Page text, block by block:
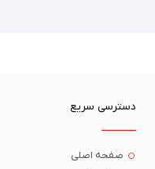
دسترسی سریع
صفحه اصلی